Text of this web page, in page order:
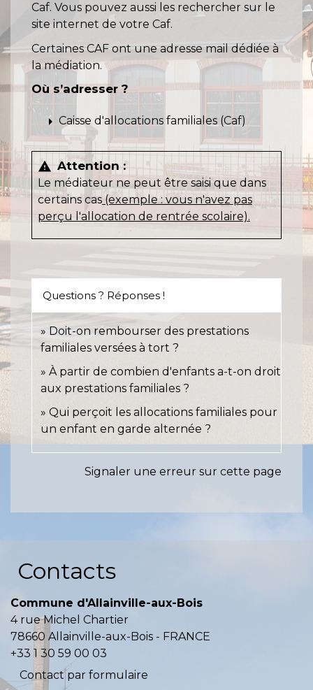
Caf. Vous pouvez aussi les rechercher sur le
site internet de votre Caf.
Certaines CAF ont une adresse mail dédiée à
la médiation.
Où s’adresser ?
arrow_right Caisse d'allocations familiales (Caf)
warning Attention :
Le médiateur ne peut être saisi que dans
certains cas (exemple : vous n'avez pas
perçu l'allocation de rentrée scolaire).
Questions ? Réponses !
Doit-on rembourser des prestations
familiales versées à tort ?
À partir de combien d'enfants a-t-on droit
aux prestations familiales ?
Qui perçoit les allocations familiales pour
un enfant en garde alternée ?
Signaler une erreur sur cette page
Contacts
Commune d'Allainville-aux-Bois
4 rue Michel Chartier
78660 Allainville-aux-Bois - FRANCE
+33 1 30 59 00 03
Contact par formulaire